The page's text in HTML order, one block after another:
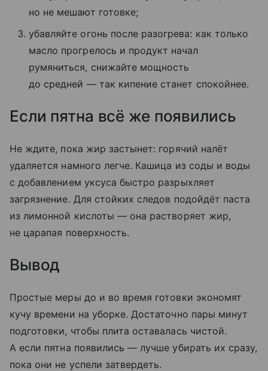
но не мешают готовке;
убавляйте огонь после разогрева: как только
масло прогрелось и продукт начал
румяниться, снижайте мощность
до средней — так кипение станет спокойнее.
Если пятна всё же появились
Не ждите, пока жир застынет: горячий налёт
удаляется намного легче. Кашица из соды и воды
с добавлением уксуса быстро разрыхляет
загрязнение. Для стойких следов подойдёт паста
из лимонной кислоты — она растворяет жир,
не царапая поверхность.
Вывод
Простые меры до и во время готовки экономят
кучу времени на уборке. Достаточно пары минут
подготовки, чтобы плита оставалась чистой.
А если пятна появились — лучше убирать их сразу,
пока они не успели затвердеть.